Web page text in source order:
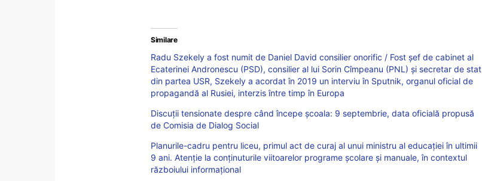
Similare
Radu Szekely a fost numit de Daniel David consilier onorific / Fost șef de cabinet al
Ecaterinei Andronescu (PSD), consilier al lui Sorin Cîmpeanu (PNL) și secretar de stat
din partea USR, Szekely a acordat în 2019 un interviu în Sputnik, organul oficial de
propagandă al Rusiei, interzis între timp în Europa
Discuții tensionate despre când începe școala: 9 septembrie, data oficială propusă
de Comisia de Dialog Social
Planurile-cadru pentru liceu, primul act de curaj al unui ministru al educației în ultimii
9 ani. Atenție la conținuturile viitoarelor programe școlare și manuale, în contextul
războiului informațional